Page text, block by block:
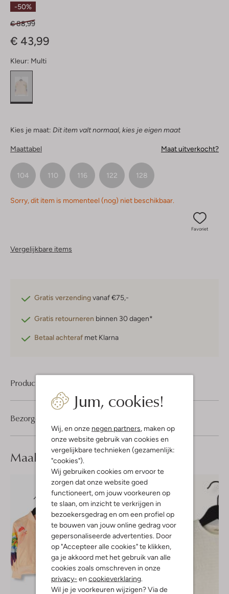
Jum, cookies!
Wij, en onze negen partners, maken op
onze website gebruik van cookies en
vergelijkbare technieken (gezamenlijk:
"cookies").
Wij gebruiken cookies om ervoor te
zorgen dat onze website goed
functioneert, om jouw voorkeuren op
te slaan, om inzicht te verkrijgen in
bezoekersgedrag en om een profiel op
te bouwen van jouw online gedrag voor
gepersonaliseerde advertenties. Door
op "Accepteer alle cookies" te klikken,
ga je akkoord met het gebruik van alle
cookies zoals omschreven in onze
privacy- en cookieverklaring.
Wil je je voorkeuren wijzigen? Via de
-50%
€ 88,99
€ 43,99
Kleur: Multi
Kies je maat: Dit item valt normaal, kies je eigen maat
Maattabel Maat uitverkocht?
104 110 116 122 128
Sorry, dit item is momenteel (nog) niet beschikbaar.
Favoriet
Vergelijkbare items
Gratis verzendingvanaf €75,-
Gratis retourneren binnen 30 dagen*
Betaal achteraf met Klarna
Product informatie
Bezorgen & retourneren
Maak jelook compleet